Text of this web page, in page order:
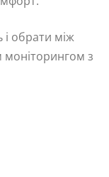
і обрати між
з